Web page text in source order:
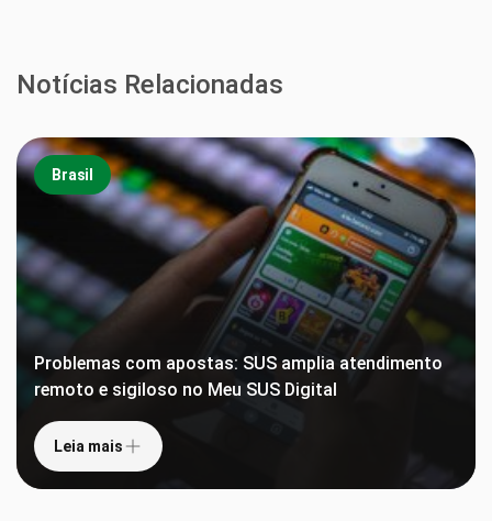
Notícias Relacionadas
Brasil
Problemas com apostas: SUS amplia atendimento
remoto e sigiloso no Meu SUS Digital
Leia mais
Anvisa proíbe lote falsificado de suplemento
ômega-3 e interdita lotes de repelentes